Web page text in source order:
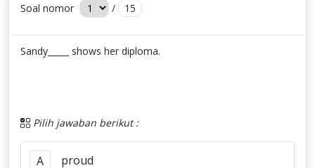
Soal nomor / 15
Sandy_____ shows her diploma.
Pilih jawaban berikut :
A proud